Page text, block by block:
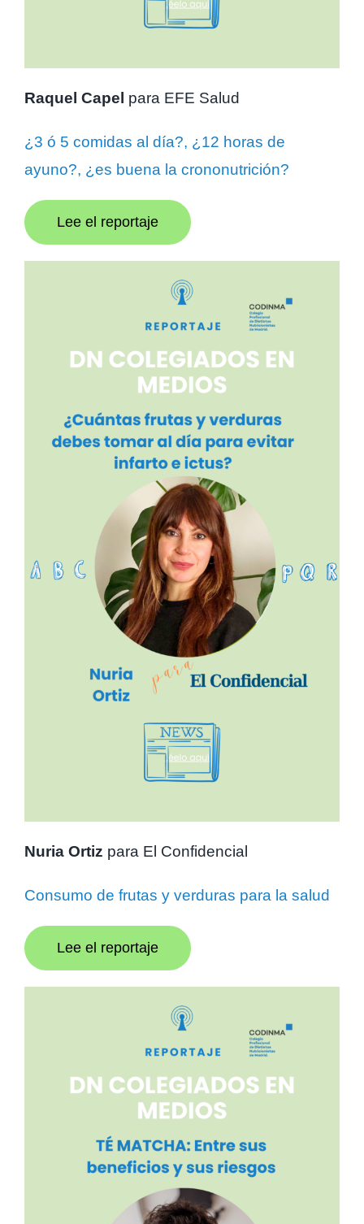
Raquel Capel para EFE Salud
¿3 ó 5 comidas al día?, ¿12 horas de
ayuno?, ¿es buena la crononutrición?
Lee el reportaje
Nuria Ortiz para El Confidencial
Consumo de frutas y verduras para la salud
Lee el reportaje